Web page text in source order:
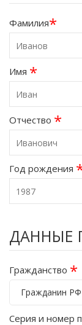
Фамилия*
Имя *
Отчество *
Год рождения
ДАННЫЕ
Гражданство *
Гражданин РФ
Серия и номер